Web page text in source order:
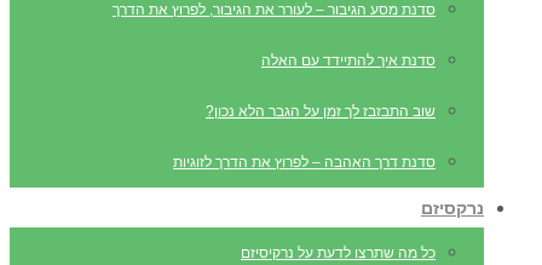
סדנת מסע הגיבור – לעורר את הגיבור, לפרוץ את הדרך
סדנת איך להתיידד עם האלה
שוב התבזבז לך זמן על הגבר הלא נכון?
סדנת דרך האהבה – לפרוץ את הדרך לזוגיות
נרקסיזם
כל מה שתרצו לדעת על נרקיסיזם